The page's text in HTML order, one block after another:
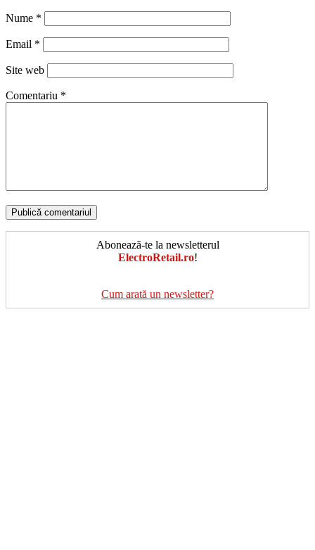
Nume *
Email *
Site web
Comentariu *
Abonează-te la newsletterul
ElectroRetail.ro!
Cum arată un newsletter?